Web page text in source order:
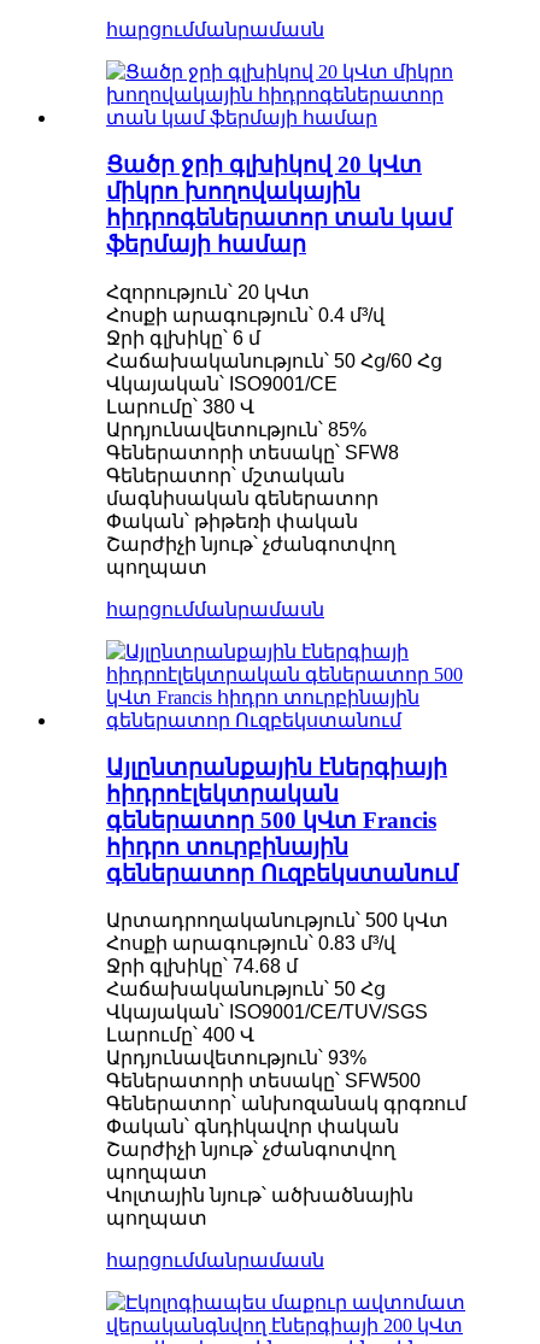
հարցումմանրամասն
Ցածր ջրի գլխիկով 20 կՎտ
միկրո խողովակային
հիդրոգեներատոր տան կամ
ֆերմայի համար
Հզորություն՝ 20 կՎտ
Հոսքի արագություն՝ 0.4 մ³/վ
Ջրի գլխիկը՝ 6 մ
Հաճախականություն՝ 50 Հց/60 Հց
Վկայական՝ ISO9001/CE
Լարումը՝ 380 Վ
Արդյունավետություն՝ 85%
Գեներատորի տեսակը՝ SFW8
Գեներատոր՝ մշտական ​​
մագնիսական գեներատոր
Փական՝ թիթեռի փական
Շարժիչի նյութ՝ չժանգոտվող
պողպատ
հարցումմանրամասն
Այլընտրանքային էներգիայի
հիդրոէլեկտրական
գեներատոր 500 կՎտ Francis
հիդրո տուրբինային
գեներատոր Ուզբեկստանում
Արտադրողականություն՝ 500 կՎտ
Հոսքի արագություն՝ 0.83 մ³/վ
Ջրի գլխիկը՝ 74.68 մ
Հաճախականություն՝ 50 Հց
Վկայական՝ ISO9001/CE/TUV/SGS
Լարումը՝ 400 Վ
Արդյունավետություն՝ 93%
Գեներատորի տեսակը՝ SFW500
Գեներատոր՝ անխոզանակ գրգռում
Փական՝ գնդիկավոր փական
Շարժիչի նյութ՝ չժանգոտվող
պողպատ
Վոլտային նյութ՝ ածխածնային
պողպատ
հարցումմանրամասն